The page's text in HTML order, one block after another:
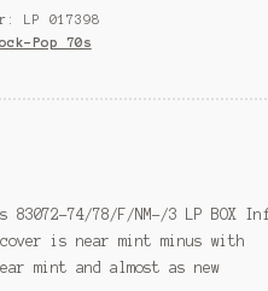
LP 017398
Pop 70s
83072-74/78/F/NM-/3 LP BOX
is near mint minus with
mint and almost as new